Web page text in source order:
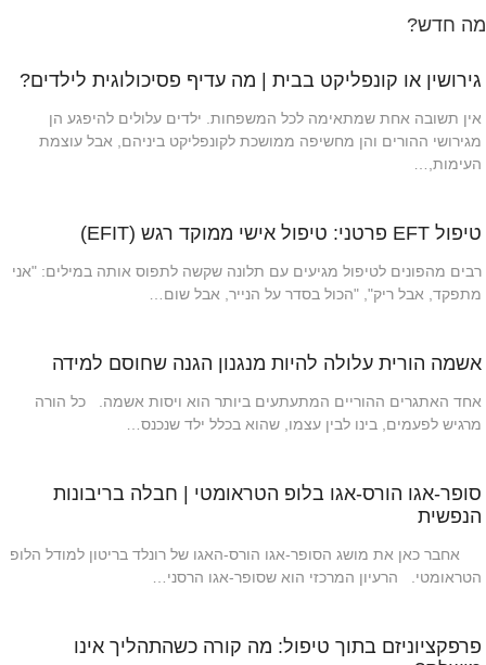
מה חדש?
גירושין או קונפליקט בבית | מה עדיף פסיכולוגית לילדים?
אין תשובה אחת שמתאימה לכל המשפחות. ילדים עלולים להיפגע הן
מגירושי ההורים והן מחשיפה ממושכת לקונפליקט ביניהם, אבל עוצמת
העימות,…
טיפול EFT פרטני: טיפול אישי ממוקד רגש (EFIT)
רבים מהפונים לטיפול מגיעים עם תלונה שקשה לתפוס אותה במילים: "אני
מתפקד, אבל ריק", "הכול בסדר על הנייר, אבל שום…
אשמה הורית עלולה להיות מנגנון הגנה שחוסם למידה
אחד האתגרים ההוריים המתעתעים ביותר הוא ויסות אשמה. כל הורה
מרגיש לפעמים, בינו לבין עצמו, שהוא בכלל ילד שנכנס…
סופר-אגו הורס-אגו בלופ הטראומטי | חבלה בריבונות
הנפשית
אחבר כאן את מושג הסופר-אגו הורס-האגו של רונלד בריטון למודל הלופ
הטראומטי. הרעיון המרכזי הוא שסופר-אגו הרסני…
פרפקציוניזם בתוך טיפול: מה קורה כשהתהליך אינו